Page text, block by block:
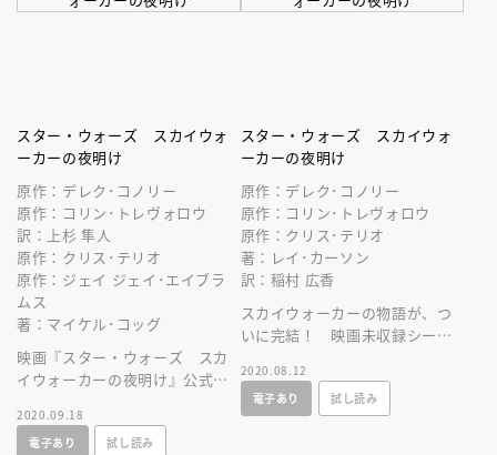
スター・ウォーズ スカイウォ
ーカーの夜明け
原作：デレク･コノリー
原作：コリン･トレヴォロウ
訳：上杉 隼人
原作：クリス･テリオ
原作：ジェイ ジェイ･エイブラ
ムス
著：マイケル･コッグ
映画『スター・ウォーズ スカ
イウォーカーの夜明け』公式ジ
マックスがここにある！
2020.09.18
電子あり
試し読み
スター・ウォーズ スカイウォ
ーカーの夜明け
原作：デレク･コノリー
原作：コリン･トレヴォロウ
原作：クリス･テリオ
著：レイ･カーソン
訳：稲村 広香
スカイウォーカーの物語が、つ
いに完結！ 映画未収録シーン
ズ！
2020.08.12
電子あり
試し読み